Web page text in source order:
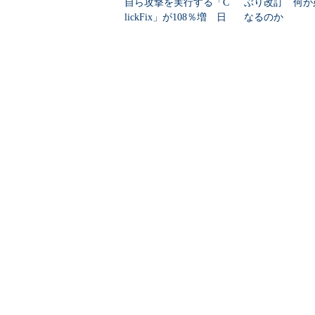
自ら攻撃を実行する「C
lickFix」が108％増 日
ぶり改訂 何が
なるのか